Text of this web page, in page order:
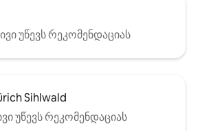
უწევს რეკომენდაციას
Sihlwald
უწევს რეკომენდაციას